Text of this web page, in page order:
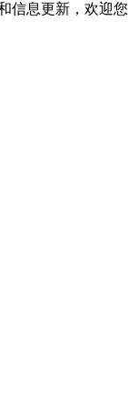
信息更新，欢迎